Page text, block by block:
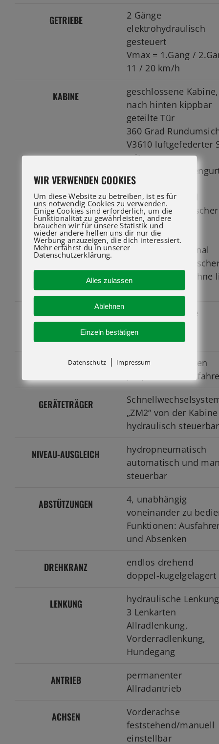
GETRIEBE
2 Gänge
elektrohydraulisch
gesteuert
Vmax = 1.Gang /
11 / 20 km/h
KABINE
geschlossene Kabine,
nach hinten kippbar
geteilte Tür
360 Grad
V3610 luftgefederter
mit
Heizung,
Front- Dach- und
Heckscheibenwischer
Sonnenrollo
5×1 Joystick
elektroproportional
zweiter
Joystick in Armlehne
V3520
MERLIN-SYSTEM
vollelektronische
Steuerung aller
Funktionen
TELESKOP-AUSLEGER
5-teilig über Ketten
proportional
GERÄTETRÄGER
„ZM2“ von der
hydraulisch steuerbar
NIVEAU-AUSGLEICH
hydropneumatisch
automatisch und
steuerbar
ABSTÜTZUNGEN
4, unabhängig
voneinander zu
Funktionen:
und Absenken
DREHKRANZ
endlos drehend
doppel-kugelgelagert
LENKUNG
hydraulische Lenkung
3 Lenkarten
Allradlenkung,
Vorderradlenkung,
Hundegang
ANTRIEB
permanenter
Allradantrieb
ACHSEN
Vorderachse
feststehend/manuell
einstellbar
WIR VERWENDEN COOKIES
Um diese Website zu betreiben, ist es für
uns notwendig Cookies zu verwenden.
Einige Cookies sind erforderlich, um die
Funktionalität zu gewährleisten, andere
brauchen wir für unsere Statistik und
wieder andere helfen uns dir nur die
Werbung anzuzeigen, die dich interessiert.
Mehr erfährst du in unserer
Datenschutzerklärung.
Alles zulassen
Ablehnen
Einzeln bestätigen
Datenschutz | Impressum